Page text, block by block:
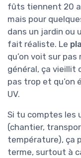
fûts tiennent 20
mais pour
dans un jardin ou
fait réaliste. Le
qu’on voit sur
général, ça vieillit
pas trop et qu’on
UV.
Si tu comptes les
(chantier,
température), ça
terme, surtout à